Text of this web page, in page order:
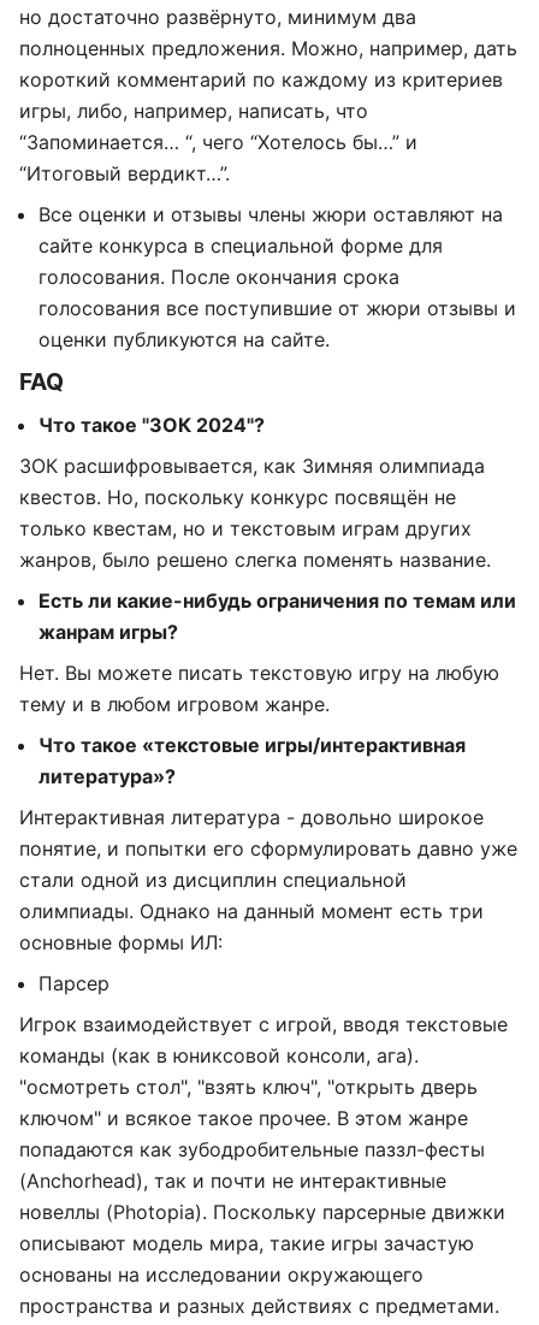
но достаточно развёрнуто, минимум два
полноценных предложения. Можно, например, дать
короткий комментарий по каждому из критериев
игры, либо, например, написать, что
“Запоминается… “, чего “Хотелось бы…” и
“Итоговый вердикт…”.
Все оценки и отзывы члены жюри оставляют на
сайте конкурса в специальной форме для
голосования. После окончания срока
голосования все поступившие от жюри отзывы и
оценки публикуются на сайте.
FAQ
Что такое "ЗОК 2024"?
ЗОК расшифровывается, как Зимняя олимпиада
квестов. Но, поскольку конкурс посвящён не
только квестам, но и текстовым играм других
жанров, было решено слегка поменять название.
Есть ли какие-нибудь ограничения по темам или
жанрам игры?
Нет. Вы можете писать текстовую игру на любую
тему и в любом игровом жанре.
Что такое «текстовые игры/интерактивная
литература»?
Интерактивная литература - довольно широкое
понятие, и попытки его сформулировать давно уже
стали одной из дисциплин специальной
олимпиады. Однако на данный момент есть три
основные формы ИЛ:
Парсер
Игрок взаимодействует с игрой, вводя текстовые
команды (как в юниксовой консоли, ага).
"осмотреть стол", "взять ключ", "открыть дверь
ключом" и всякое такое прочее. В этом жанре
попадаются как зубодробительные паззл-фесты
(Anchorhead), так и почти не интерактивные
новеллы (Photopia). Поскольку парсерные движки
описывают модель мира, такие игры зачастую
основаны на исследовании окружающего
пространства и разных действиях с предметами.